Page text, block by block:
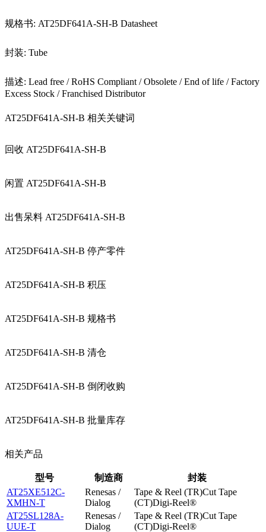
规格书: AT25DF641A-SH-B Datasheet
封装: Tube
描述: Lead free / RoHS Compliant / Obsolete / End of life / Factory
Excess Stock / Franchised Distributor
AT25DF641A-SH-B 相关关键词
回收 AT25DF641A-SH-B
闲置 AT25DF641A-SH-B
出售呆料 AT25DF641A-SH-B
AT25DF641A-SH-B 停产零件
AT25DF641A-SH-B 积压
AT25DF641A-SH-B 规格书
AT25DF641A-SH-B 清仓
AT25DF641A-SH-B 倒闭收购
AT25DF641A-SH-B 批量库存
相关产品
型号 制造商
封装
AT25XE512C-
XMHN-T
Renesas /
Dialog
Tape & Reel (TR)Cut Tape
(CT)Digi-Reel®
AT25SL128A-
UUE-T
Renesas /
Dialog
Tape & Reel (TR)Cut Tape
(CT)Digi-Reel®